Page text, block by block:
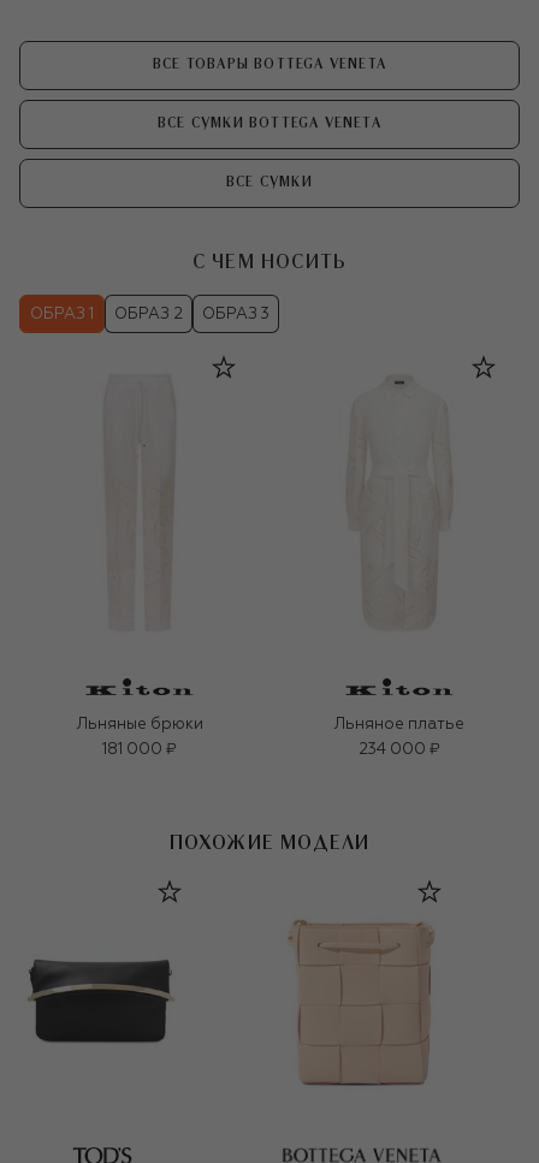
ВСЕ ТОВАРЫ BOTTEGA VENETA
ВСЕ СУМКИ BOTTEGA VENETA
ВСЕ СУМКИ
С ЧЕМ НОСИТЬ
ОБРАЗ 1 ОБРАЗ 2 ОБРАЗ 3
Льняные брюки
181 000 ₽
Льняное платье
234 000 ₽
ПОХОЖИЕ МОДЕЛИ